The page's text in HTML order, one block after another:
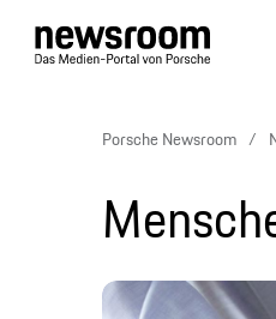
Porsche Newsroom